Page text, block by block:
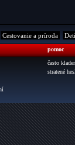
Cestovanie a príroda Deti
pomoc
často
stratené